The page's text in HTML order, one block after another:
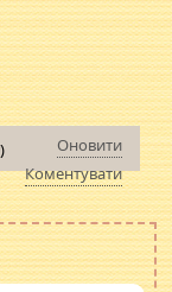
)
Оновити
Коментувати